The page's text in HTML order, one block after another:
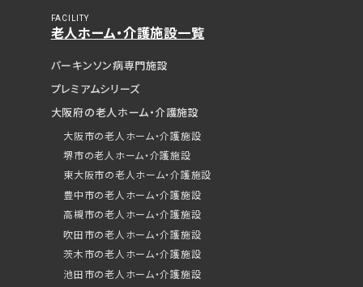
FACILITY
老人ホーム・介護施設一覧
パーキンソン病専門施設
プレミアムシリーズ
大阪府の老人ホーム・介護施設
大阪市の老人ホーム・介護施設
堺市の老人ホーム・介護施設
東大阪市の老人ホーム・介護施設
豊中市の老人ホーム・介護施設
高槻市の老人ホーム・介護施設
吹田市の老人ホーム・介護施設
茨木市の老人ホーム・介護施設
池田市の老人ホーム・介護施設